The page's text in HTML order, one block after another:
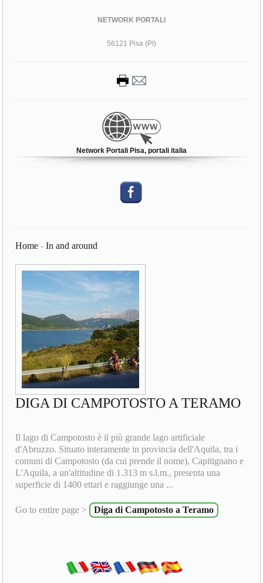
NETWORK PORTALI
56121 Pisa (PI)
Network Portali Pisa, portali italia
Home -In and around
DIGA DI CAMPOTOSTO A TERAMO
Il lago di Campotosto è il più grande lago artificiale
d'Abruzzo. Situato interamente in provincia dell'Aquila, tra i
comuni di Campotosto (da cui prende il nome), Capitignano e
L'Aquila, a un'altitudine di 1.313 m s.l.m., presenta una
superficie di 1400 ettari e raggiunge una ...
Go to entire page > Diga di Campotosto a Teramo